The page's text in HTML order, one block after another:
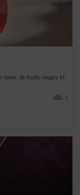
rums, de fruits rouges et
1